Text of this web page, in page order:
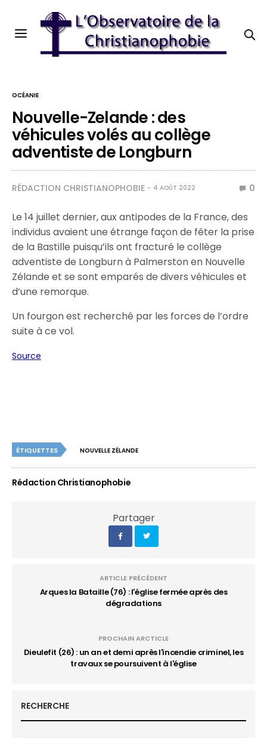
OCÉANIE
Nouvelle-Zelande : des
véhicules volés au collège
adventiste de Longburn
RÉDACTION CHRISTIANOPHOBIE 4 AOÛT 2022 0
Le 14 juillet dernier, aux antipodes de la France, des
individus avaient une étrange façon de fêter la prise
de la Bastille puisqu’ils ont fracturé le collège
adventiste de Longburn à Palmerston en Nouvelle
Zélande et se sont emparés de divers véhicules et
d’une remorque.
Un fourgon est recherché par les forces de l’ordre
suite à ce vol.
Source
ÉTIQUETTES NOUVELLE ZÉLANDE
Rédaction Christianophobie
Partager
ARTICLE PRÉCÉDENT
Arques la Bataille (76) : l'église fermée après des
dégradations
PROCHAIN ARCTICLE
Dieulefit (26) : un an et demi après l'incendie criminel, les
travaux se poursuivent à l'église
RECHERCHE